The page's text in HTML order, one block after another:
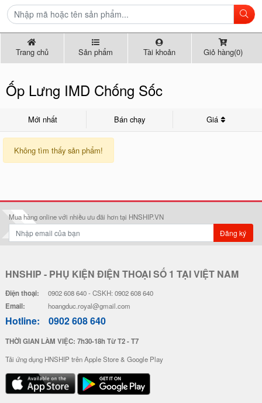
Trang chủ Sản phẩm Tài khoản Giỏ hàng(0)
Ốp Lưng IMD Chống Sốc
Mới nhất Bán chạy Giá
Không tìm thấy sản phẩm!
Mua hàng online với nhiều ưu đãi hơn tại HNSHIP.VN
Đăng ký
HNSHIP - PHỤ KIỆN ĐIỆN THOẠI SỐ 1 TẠI VIỆT NAM
Điện thoại: 0902 608 640 - CSKH: 0902 608 640
Email: hoangduc.royal@gmail.com
Hotline: 0902 608 640
THỜI GIAN LÀM VIỆC: 7h30-18h Từ T2 - T7
Tải ứng dụng HNSHIP trên Apple Store & Google Play